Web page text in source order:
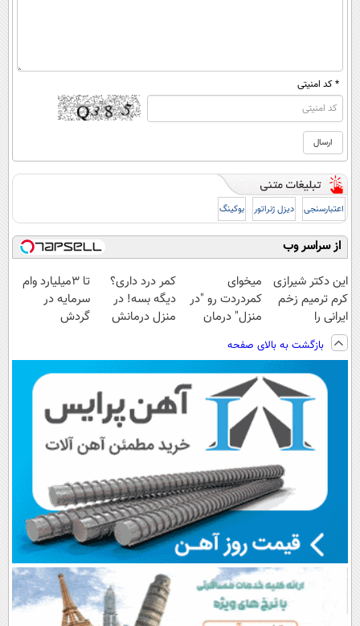
* کد امنیتی
اعتبارسنجی دیزل ژنراتور بوکینگ
از سراسر وب
این دکتر شیرازی
کرم ترمیم زخم
ایرانی را
ساخت!!!
میخوای
کمردردت رو "در
منزل" درمان
◂پرسش‌نامه)
کمر درد داری؟
دیگه بسه! در
منزل درمانش
تا 3میلیارد وام
سرمایه در
گردش
ثبت کن
بازگشت به بالای صفحه